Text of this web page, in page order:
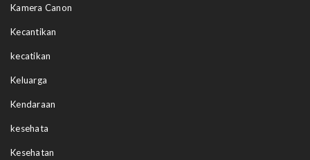
Kamera Canon
Kecantikan
kecatikan
Keluarga
Kendaraan
kesehata
Kesehatan